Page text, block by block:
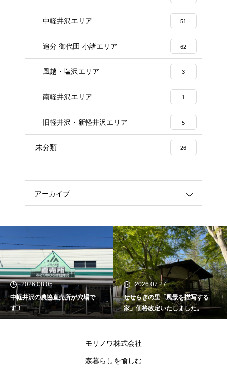
中軽井沢エリア 51
追分 御代田 小諸エリア 62
風越・塩沢エリア 3
南軽井沢エリア 1
旧軽井沢・新軽井沢エリア 5
未分類 26
アーカイブ
2026.08.05
中軽井沢の農協直売所が穴場で
す！
2026.07.27
せせらぎの里「風景を描写する
家」価格改定いたしました。
モリノワ株式会社
森暮らしを愉しむ